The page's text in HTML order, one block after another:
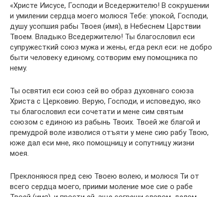
«Христе Иисусе, Господи и Вседержителю! В сокрушении
и умилении сердца моего молюся Тебе: упокой, Господи,
душу усопшия рабы Твоея (имя), в Небеснем Царствии
Твоем. Владыко Вседержителю! Ты благословил еси
супружесткий союз мужа и жены, егда рекл еси: не добро
быти человеку единому, сотворим ему помощника по
нему.
Ты освятил еси союз сей во образ духовнаго союза
Христа с Церковию. Верую, Господи, и исповедую, яко
ты благословил еси сочетати и мене сим святым
союзом с единою из рабынь Твоих. Твоей же благой и
премудрой воле изволися отъяти у мене сию рабу Твою,
юже дал еси мне, яко помощницу и сопутницу жизни
моея.
Преклоняюся пред сею Твоею волею, и молюся Ти от
всего сердца моего, приими моление мое сие о рабе